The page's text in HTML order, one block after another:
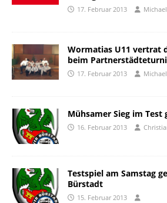
17. Februar 2013
Wormatias U11 vertrat
beim
17. Februar 2013
Mühsamer Sieg im Test
16. Februar 2013
Testspiel am Samstag
Bürstadt
15. Februar 2013